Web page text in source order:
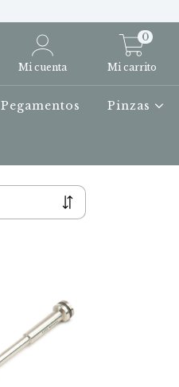
Mi cuenta Mi carrito
0
Pegamentos Pinzas